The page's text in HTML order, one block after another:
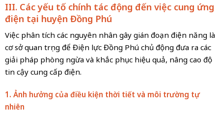
III. Các yếu tố chính tác động đến việc cung ứng
điện tại huyện Đồng Phú
Việc phân tích các nguyên nhân gây gián đoạn điện năng là
cơ sở quan trọng để Điện lực Đồng Phú chủ động đưa ra các
giải pháp phòng ngừa và khắc phục hiệu quả, nâng cao độ
tin cậy cung cấp điện.
1. Ảnh hưởng của điều kiện thời tiết và môi trường tự
nhiên